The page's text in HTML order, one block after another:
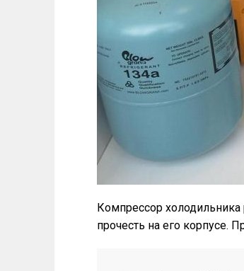
Компрессор
прочесть на его корпусе.